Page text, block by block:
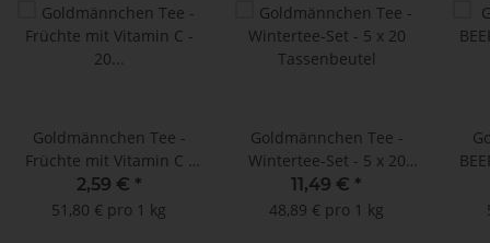
Goldmännchen Tee -
Früchte mit Vitamin C -
20 unkuvertierte
Tassenbeutel
2,59 € *
51,80 € pro 1 kg
Goldmännchen Tee -
Wintertee-Set - 5 x 20
Tassenbeutel
11,49 € *
48,89 € pro 1 kg